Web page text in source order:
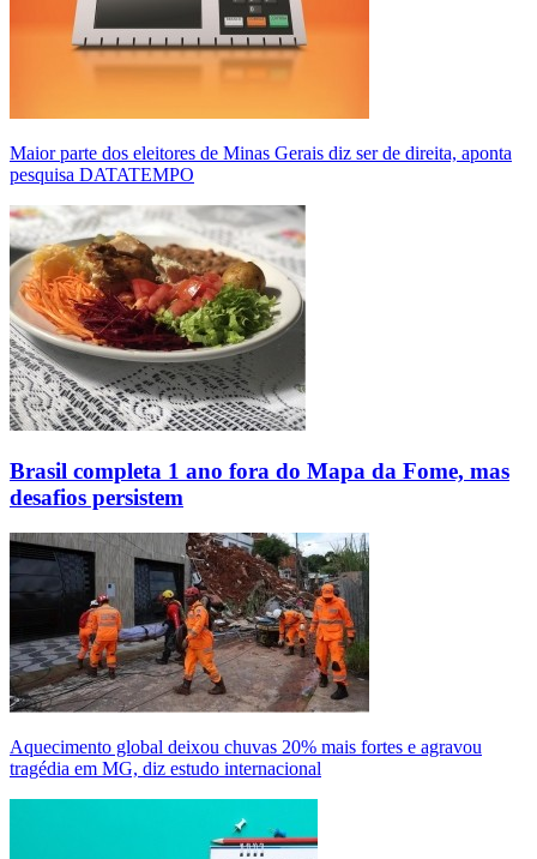
Maior parte dos eleitores de Minas Gerais diz ser de direita, aponta
pesquisa DATATEMPO
Brasil completa 1 ano fora do Mapa da Fome, mas
desafios persistem
Aquecimento global deixou chuvas 20% mais fortes e agravou
tragédia em MG, diz estudo internacional